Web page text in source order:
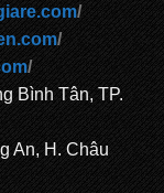
/
/
/
Bình Tân, TP.
An, H. Châu